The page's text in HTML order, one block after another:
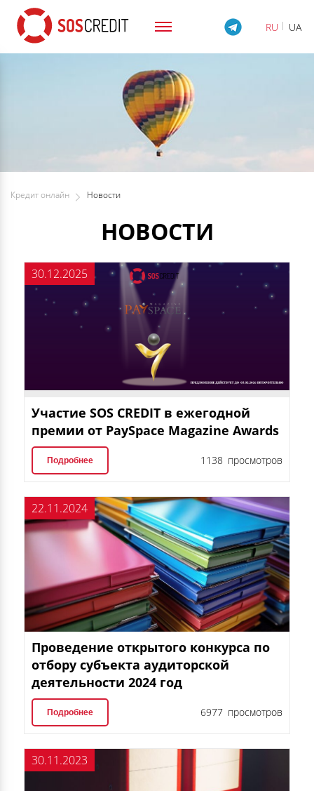
RU UA
Кредит онлайн Новости
НОВОСТИ
30.12.2025
Участие SOS CREDIT в ежегодной
премии от PaySpace Magazine Awards
Подробнее 1138 просмотров
22.11.2024
Проведение открытого конкурса по
отбору субъекта аудиторской
деятельности 2024 год
Подробнее 6977 просмотров
30.11.2023